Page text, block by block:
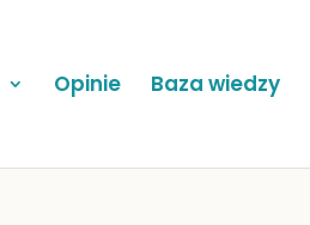
Opinie Baza wiedzy